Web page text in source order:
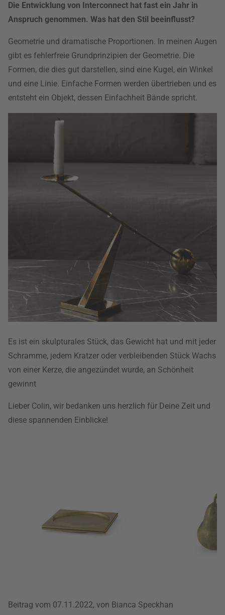
Die Entwicklung von Interconnect hat fast ein Jahr in
Anspruch genommen. Was hat den Stil beeinflusst?
Geometrie und dramatische Proportionen. In meinen Augen
gibt es fehlerfreie Grundprinzipien der Geometrie. Die
Formen, die dies gut darstellen, sind eine Kugel, ein Winkel
und eine Linie. Einfache Formen werden übertrieben und es
entsteht ein Objekt, dessen Einfachheit Bände spricht.
Es ist ein skulpturales Stück, das Gewicht hat und mit jeder
Schramme, jedem Kratzer oder verbleibenden Stück Wachs
von einer Kerze, die angezündet wurde, an Schönheit
gewinnt
Lieber Colin, wir bedanken uns herzlich für Deine Zeit und
diese spannenden Einblicke!
Beitrag vom 07.11.2022, von Bianca Speckhan